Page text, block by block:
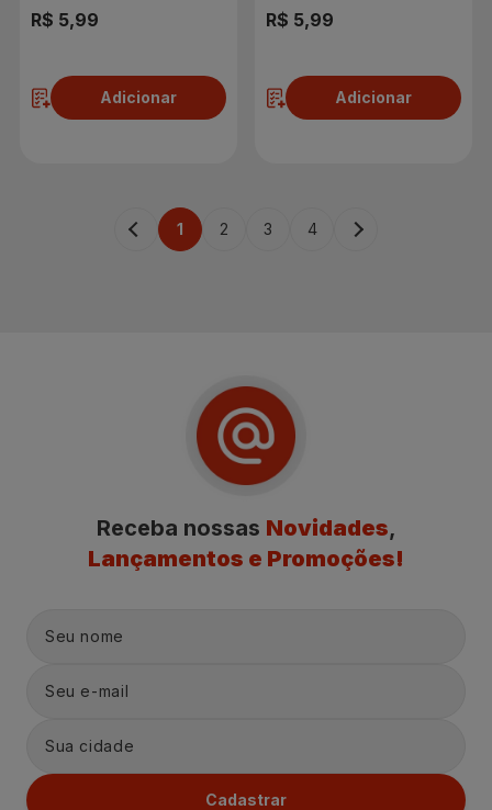
R$ 5,99
Adicionar
R$ 5,99
Adicionar
1 2 3 4
Receba nossas Novidades,
Lançamentos e Promoções!
Cadastrar